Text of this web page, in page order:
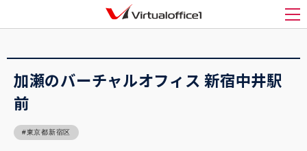
メ
バーチャルオフィス1(Virtualoffice1)
加瀬のバーチャル
加瀬のバーチャルオフィス 新宿中井駅
前
東京都新宿区